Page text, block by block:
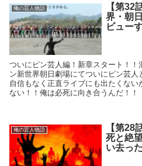
俺の芸人物語
【第32
界・朝
ビュー
ついにピン芸人編！新章スタート！！
ン新世界朝日劇場にてついにピン芸人
自信もなく正直ライブにも出たくない
ない！！俺は必死に向き合うんだ！！
俺の芸人物語
【第28
死と絶
い去った